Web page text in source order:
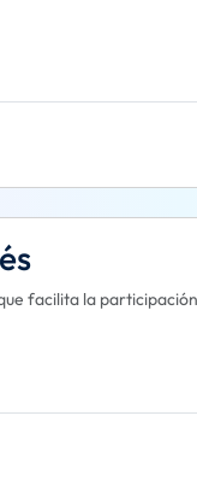
facilita la